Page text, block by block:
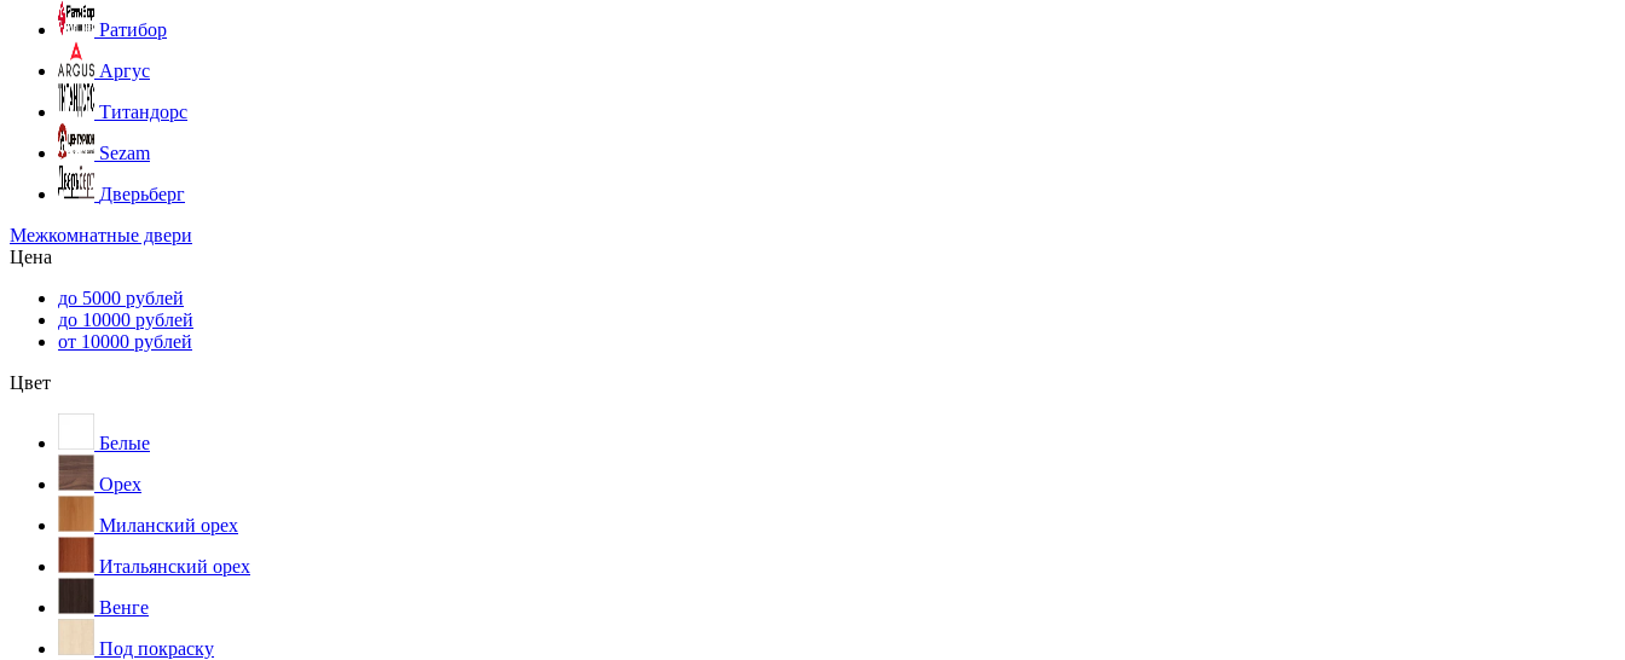
Ратибор
Аргус
Титандорс
Sezam
Дверьберг
Межкомнатные двери
Цена
до 5000 рублей
до 10000 рублей
от 10000 рублей
Цвет
Белые
Орех
Миланский орех
Итальянский орех
Венге
Под покраску